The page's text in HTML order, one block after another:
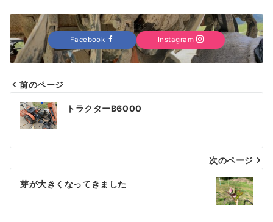
Facebook Instagram
投
稿
ビ
ゲ
前のページ
トラクターB6000
次のページ
芽が大きくなってきました